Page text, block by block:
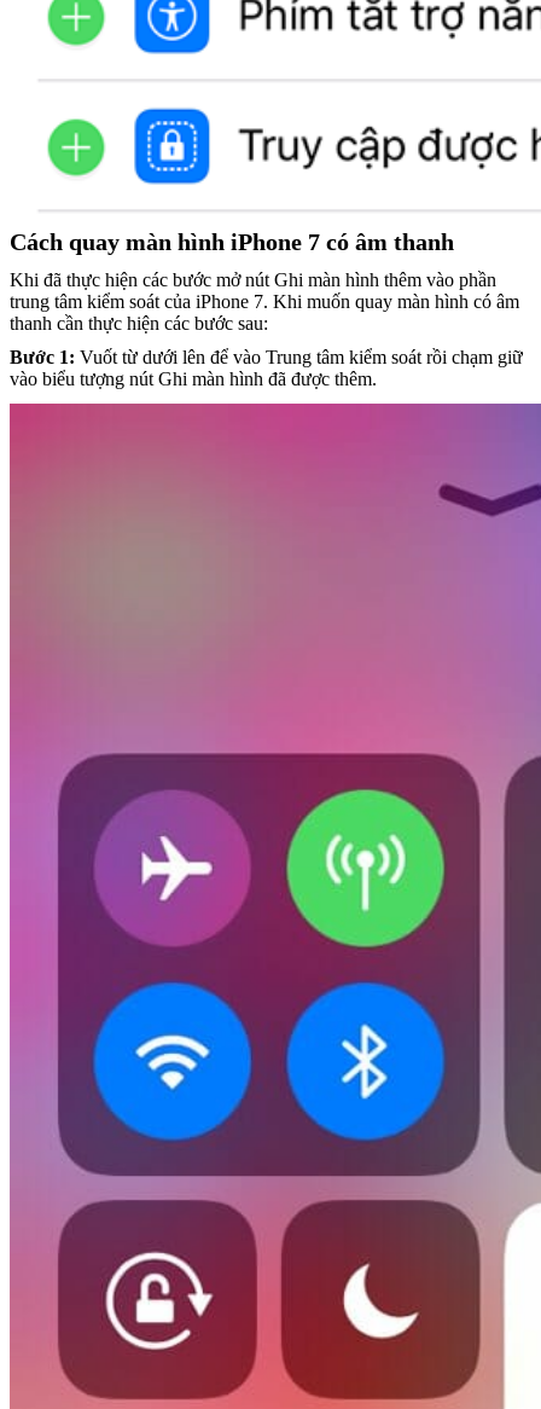
Cách quay màn hình iPhone 7 có âm thanh
Khi đã thực hiện các bước mở nút Ghi màn hình thêm vào phần
trung tâm kiểm soát của iPhone 7. Khi muốn quay màn hình có âm
thanh cần thực hiện các bước sau:
Bước 1: Vuốt từ dưới lên để vào Trung tâm kiểm soát rồi chạm giữ
vào biểu tượng nút Ghi màn hình đã được thêm.